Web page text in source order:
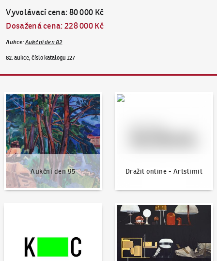
Vyvolávací cena:80 000 Kč
Dosažená cena:228 000 Kč
Aukce: Aukční den 82
82. aukce, číslo katalogu 127
Aukční den 95
Aukční den 95
Dražit online - Artslimit
Dražit online - Artslimit
Aktuality